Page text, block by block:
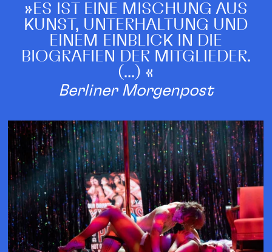
»ES IST EINE MISCHUNG AUS
KUNST, UNTERHALTUNG UND
EINEM EINBLICK IN DIE
BIOGRAFIEN DER MITGLIEDER.
(...) «
Berliner Morgenpost